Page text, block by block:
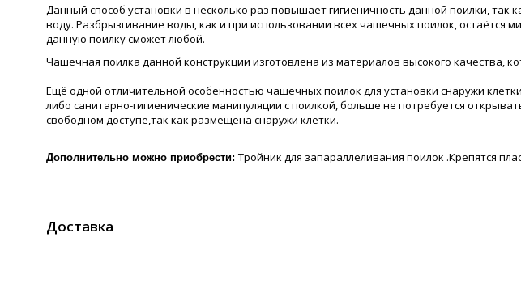
Данный способ установки в несколько раз повышает гигиеничность данной поилки,
воду. Разбрызгивание воды, как и при использовании всех чашечных поилок, остаётся
данную поилку сможет любой.
Чашечная поилка данной конструкции изготовлена из материалов высокого качества,
Ещё одной отличительной особенностью чашечных поилок для установки снаружи
либо санитарно-гигиенические манипуляции с поилкой, больше не потребуется
свободном доступе,так как размещена снаружи клетки.
Дополнительно можно приобрести: Тройник для запараллеливания поилок .Крепятся
Доставка